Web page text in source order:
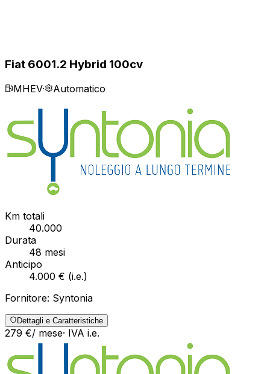
Fiat 6001.2 Hybrid 100cv
MHEV· Automatico
Km totali
40.000
Durata
48 mesi
Anticipo
4.000 € (i.e.)
Fornitore: Syntonia
Dettagli e Caratteristiche
279 €/ mese· IVA i.e.